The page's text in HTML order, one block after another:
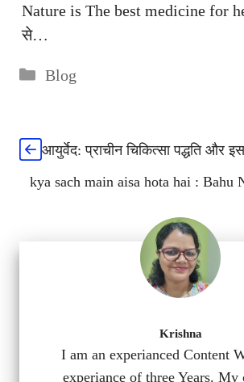
Nature is The best medicine for
से…
Categories
Blog
आयुर्वेद: प्राचीन चिकित्सा पद्धति और
kya sach main aisa hota hai : Bahu
Krishna
I am an experianced Content
experiance of three Years. My